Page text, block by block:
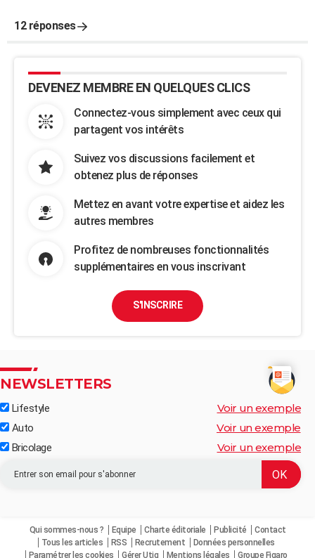
12 réponses
DEVENEZ MEMBRE EN QUELQUES CLICS
Connectez-vous simplement avec ceux qui
partagent vos intérêts
Suivez vos discussions facilement et
obtenez plus de réponses
Mettez en avant votre expertise et aidez les
autres membres
Profitez de nombreuses fonctionnalités
supplémentaires en vous inscrivant
S'INSCRIRE
NEWSLETTERS
Lifestyle Voir un exemple
Auto Voir un exemple
Bricolage Voir un exemple
Qui sommes-nous ? Equipe Charte éditoriale Publicité
Contact
Tous les articles
RSS Recrutement
Données personnelles
Paramétrer les cookies
Gérer Utiq Mentions légales Groupe Figaro